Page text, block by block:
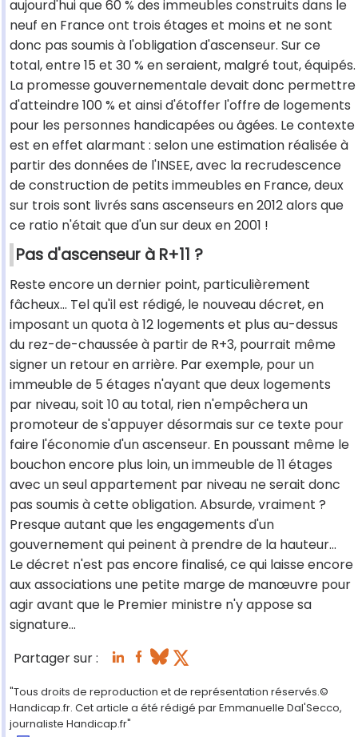
aujourd'hui que 60 % des immeubles construits dans le
neuf en France ont trois étages et moins et ne sont
donc pas soumis à l'obligation d'ascenseur. Sur ce
total, entre 15 et 30 % en seraient, malgré tout, équipés.
La promesse gouvernementale devait donc permettre
d'atteindre 100 % et ainsi d'étoffer l'offre de logements
pour les personnes handicapées ou âgées. Le contexte
est en effet alarmant : selon une estimation réalisée à
partir des données de l'INSEE, avec la recrudescence
de construction de petits immeubles en France, deux
sur trois sont livrés sans ascenseurs en 2012 alors que
ce ratio n'était que d'un sur deux en 2001 !
Pas d'ascenseur à R+11 ?
Reste encore un dernier point, particulièrement
fâcheux… Tel qu'il est rédigé, le nouveau décret, en
imposant un quota à 12 logements et plus au-dessus
du rez-de-chaussée à partir de R+3, pourrait même
signer un retour en arrière. Par exemple, pour un
immeuble de 5 étages n'ayant que deux logements
par niveau, soit 10 au total, rien n'empêchera un
promoteur de s'appuyer désormais sur ce texte pour
faire l'économie d'un ascenseur. En poussant même le
bouchon encore plus loin, un immeuble de 11 étages
avec un seul appartement par niveau ne serait donc
pas soumis à cette obligation. Absurde, vraiment ?
Presque autant que les engagements d'un
gouvernement qui peinent à prendre de la hauteur…
Le décret n'est pas encore finalisé, ce qui laisse encore
aux associations une petite marge de manœuvre pour
agir avant que le Premier ministre n'y appose sa
signature…
Partager sur :
"Tous droits de reproduction et de représentation réservés.©
Handicap.fr. Cet article a été rédigé par Emmanuelle Dal'Secco,
journaliste Handicap.fr"